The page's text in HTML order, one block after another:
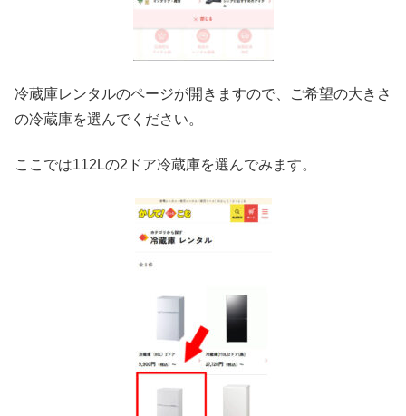
冷蔵庫レンタルのページが開きますので、ご希望の大きさ
の冷蔵庫を選んでください。
ここでは112Lの2ドア冷蔵庫を選んでみます。